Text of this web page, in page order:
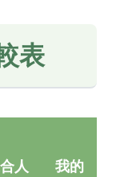
表
人
我的